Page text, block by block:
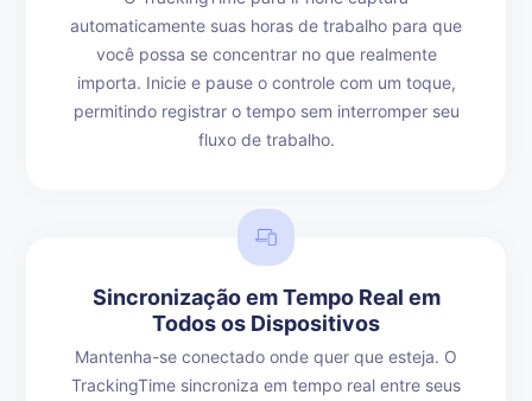
automaticamente suas horas de trabalho para que
você possa se concentrar no que realmente
importa. Inicie e pause o controle com um toque,
permitindo registrar o tempo sem interromper seu
fluxo de trabalho.
Sincronização em Tempo Real em
Todos os Dispositivos
Mantenha-se conectado onde quer que esteja. O
TrackingTime sincroniza em tempo real entre seus